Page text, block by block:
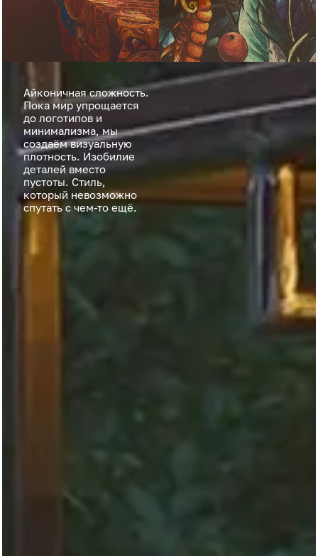
Айконичная сложность.
Пока мир упрощается
до логотипов и
минимализма, мы
создаём визуальную
плотность. Изобилие
деталей вместо
пустоты. Стиль,
который невозможно
спутать с чем-то ещё.